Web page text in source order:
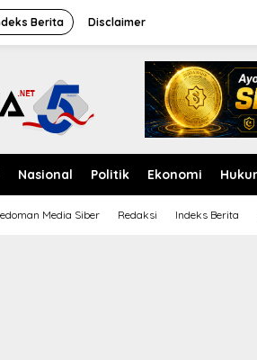
Berita Disclaimer
Nasional Politik Ekonomi
Media Siber Redaksi Indeks Berita